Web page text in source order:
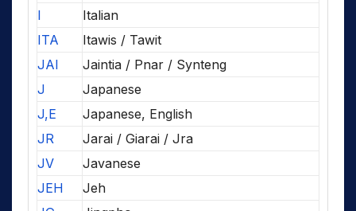
I
Italian
ITA
Itawis / Tawit
JAI
Jaintia / Pnar / Synteng
J
Japanese
J,E
Japanese, English
JR
Jarai / Giarai / Jra
JV
Javanese
JEH
Jeh